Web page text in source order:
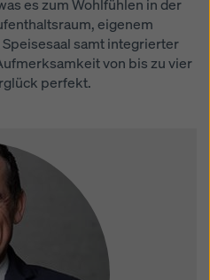
es zum Wohlfühlen in der
eigenem
samt integrierter
von bis zu vier
perfekt.